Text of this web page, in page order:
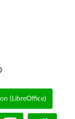
(LibreOffice)